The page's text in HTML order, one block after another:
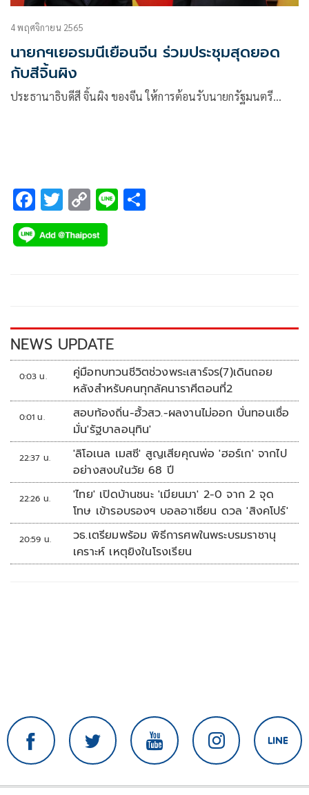
4 พฤศจิกายน 2565
นายกฯเยอรมนีเยือนจีน ร่วมประชุมสุดยอด
กับสีจิ้นผิง
ประธานาธิบดีสี จิ้นผิง ของจีน ให้การต้อนรับนายกรัฐมนตรี…
F
ac
e
k
T
wi
tt
C
o
p
k
Li
NEWS UPDATE
0:03 น.
คู่มือทบทวนชีวิตช่วงพระเสาร์จร(7)เดินถอย
หลังสำหรับคนทุกลัคนาราศีตอนที่2
0:01 น.
สอบท้องถิ่น-ฮั้วสว.-ผลงานไม่ออก บั่นทอนเชื่อ
มั่น'รัฐบาลอนุทิน'
22:37 น.
'ลิโอเนล เมสซี' สูญเสียคุณพ่อ 'ฮอร์เก' จากไป
อย่างสงบในวัย 68 ปี
22:26 น.
'ไทย' เปิดบ้านชนะ 'เมียนมา' 2-0 จาก 2 จุด
โทษ เข้ารอบรองฯ บอลอาเซียน ดวล 'สิงคโปร์'
20:59 น.
วธ.เตรียมพร้อม พิธีการศพในพระบรมราชานุ
เคราะห์ เหตุยิงในโรงเรียน